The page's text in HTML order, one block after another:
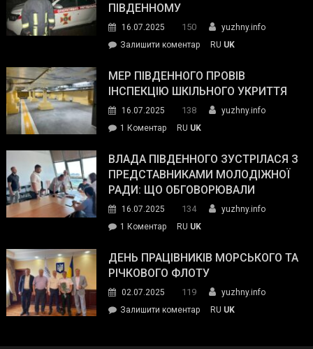
силових
та
органів:
«Наш
спільний
окупанти.
Маємо
діяти
команда
ПІВДЕННОМУ
16.07.2025 150
yuzhny.info
Залишити коментарon
ДСНС
власноруч
пожежу
у
RU UK
МЕР ПІВДЕННОГО ПРОВІВ
ІНСПЕКЦІЮ ШКІЛЬНОГО УКРИТТЯ
16.07.2025 138
yuzhny.info
1 Коментардо
Південного
провів
інспекцію
укриття
RU UK
ВЛАДА ПІВДЕННОГО ЗУСТРІЛАСЯ З
ПРЕДСТАВНИКАМИ МОЛОДІЖНОЇ
РАДИ: ЩО ОБГОВОРЮВАЛИ
16.07.2025 134
yuzhny.info
1 Коментардо
Південного
зустрілася
представниками
молодіжної
RU UK
ДЕНЬ ПРАЦІВНИКІВ МОРСЬКОГО ТА
РІЧКОВОГО ФЛОТУ
02.07.2025 119
yuzhny.info
Залишити коментарon
RU UK